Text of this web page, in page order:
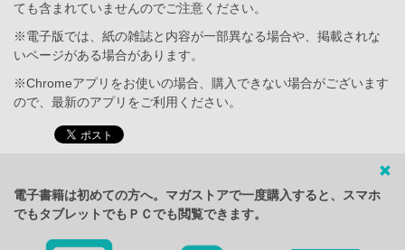
ても含まれていませんのでご注意ください。
※電子版では、紙の雑誌と内容が一部異なる場合や、掲載されな
いページがある場合があります。
※Chromeアプリをお使いの場合、購入できない場合がございます
ので、最新のアプリをご利用ください。
電子書籍は初めての方へ。マガストアで一度購入すると、スマホ
でもタブレットでもＰＣでも閲覧できます。